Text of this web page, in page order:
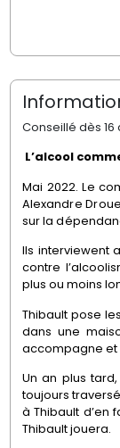
Conseillé dès 16
L’alcool
Mai 2022. Le
Alexandre
sur la
Ils interviewent
contre
plus ou moins
Thibault pose
dans une
accompagne et
Un an plus
toujours
à Thibault d’en
Thibault jouera.